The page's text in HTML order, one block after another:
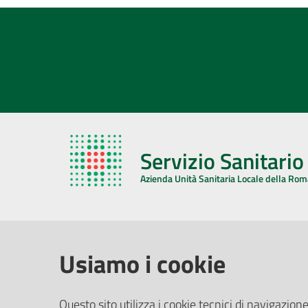
Servizio
Azienda Unità Sanitaria Locale della
Usiamo i cookie
Questo sito utilizza i cookie tecnici di